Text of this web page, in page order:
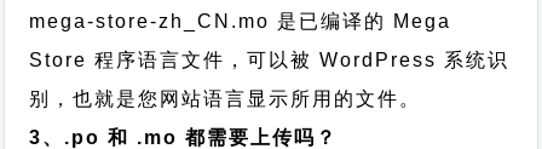
mega-store-zh_CN.mo 是已编译的 Mega
Store 程序语言文件，可以被 WordPress 系统识
别，也就是您网站语言显示所用的文件。
3、.po 和 .mo 都需要上传吗？